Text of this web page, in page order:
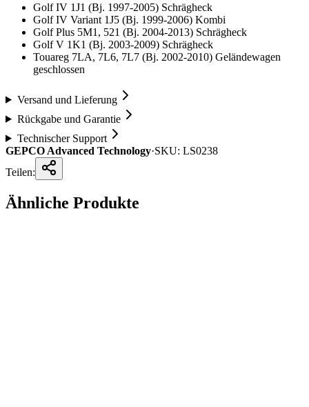
Golf IV 1J1 (Bj. 1997-2005) Schrägheck
Golf IV Variant 1J5 (Bj. 1999-2006) Kombi
Golf Plus 5M1, 521 (Bj. 2004-2013) Schrägheck
Golf V 1K1 (Bj. 2003-2009) Schrägheck
Touareg 7LA, 7L6, 7L7 (Bj. 2002-2010) Geländewagen
geschlossen
Versand und Lieferung
Rückgabe und Garantie
Technischer Support
GEPCO Advanced Technology·SKU: LS0238
Teilen:
Ähnliche Produkte